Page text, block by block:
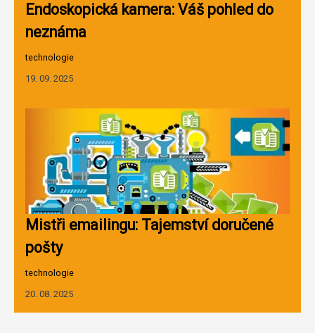
Endoskopická kamera: Váš pohled do
neznáma
technologie
19. 09. 2025
Mistři emailingu: Tajemství doručené
pošty
technologie
20. 08. 2025